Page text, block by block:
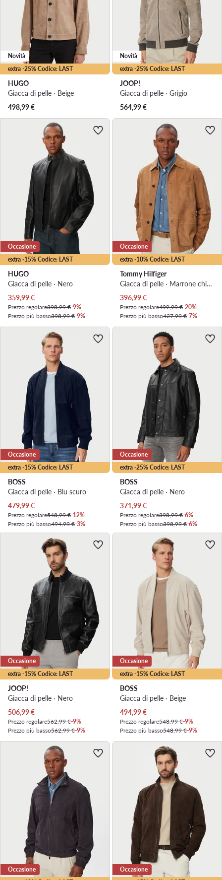
extra -25% Codice: LAST
Novità
HUGO
Giacca di pelle · Beige
498,99€
extra -25% Codice: LAST
Novità
JOOP!
Giacca di pelle · Grigio
564,99€
extra -15% Codice: LAST
Occasione
HUGO
Giacca di pelle · Nero
Prezzo attuale
359,99€
Prezzo regolare398,99 €-9%
Prezzo più basso398,99 €-9%
extra -10% Codice: LAST
Occasione
Tommy Hilfiger
Giacca di pelle · Marrone chiaro
Prezzo attuale
396,99€
Prezzo regolare499,99 €-20%
Prezzo più basso427,99 €-7%
extra -15% Codice: LAST
Occasione
BOSS
Giacca di pelle · Blu scuro
Prezzo attuale
479,99€
Prezzo regolare548,99 €-12%
Prezzo più basso494,99 €-3%
extra -25% Codice: LAST
Occasione
BOSS
Giacca di pelle · Nero
Prezzo attuale
371,99€
Prezzo regolare398,99 €-6%
Prezzo più basso398,99 €-6%
extra -15% Codice: LAST
Occasione
JOOP!
Giacca di pelle · Nero
Prezzo attuale
506,99€
Prezzo regolare562,99 €-9%
Prezzo più basso562,99 €-9%
extra -15% Codice: LAST
Occasione
BOSS
Giacca di pelle · Beige
Prezzo attuale
494,99€
Prezzo regolare548,99 €-9%
Prezzo più basso548,99 €-9%
Occasione
Occasione